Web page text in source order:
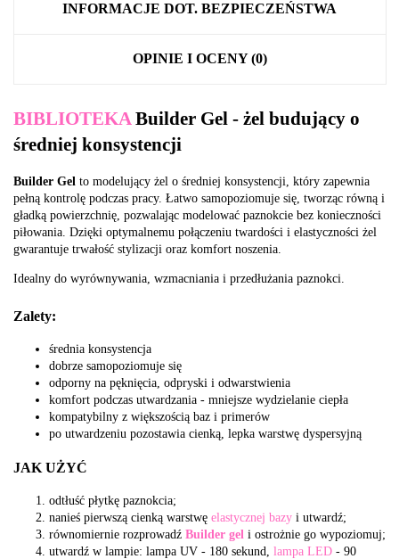
INFORMACJE DOT. BEZPIECZEŃSTWA
OPINIE I OCENY (0)
BIBLIOTEKABuilder Gel - żel budujący o
średniej konsystencji
Builder Gel to modelujący żel o średniej konsystencji, który zapewnia
pełną kontrolę podczas pracy. Łatwo samopoziomuje się, tworząc równą i
gładką powierzchnię, pozwalając modelować paznokcie bez konieczności
piłowania. Dzięki optymalnemu połączeniu twardości i elastyczności żel
gwarantuje trwałość stylizacji oraz komfort noszenia.
Idealny do wyrównywania, wzmacniania i przedłużania paznokci.
Zalety:
średnia konsystencja
dobrze samopoziomuje się
odporny na pęknięcia, odpryski i odwarstwienia
komfort podczas utwardzania - mniejsze wydzielanie ciepła
kompatybilny z większością baz i primerów
po utwardzeniu pozostawia cienką, lepka warstwę dyspersyjną
JAK UŻYĆ
odtłuść płytkę paznokcia;
nanieś pierwszą cienką warstwę elastycznej bazy i utwardź;
równomiernie rozprowadź Builder gel i ostrożnie go wypoziomuj;
utwardź w lampie: lampa UV - 180 sekund, lampa LED - 90